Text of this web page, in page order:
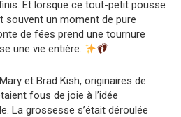
Et lorsque ce tout-petit pousse
souvent un moment de pure
de fées prend une tournure
une vie entière.
et Brad Kish, originaires de
fous de joie à l’idée
La grossesse s’était déroulée